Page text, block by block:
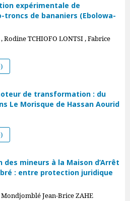
expérimentale de
troncs de bananiers (Ebolowa-
TCHIOFO LONTSI , Fabrice
de transformation : du
Le Morisque de Hassan Aourid
mineurs à la Maison d’Arrêt
: entre protection juridique
Jean-Brice ZAHE